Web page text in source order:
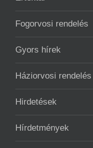
Fogorvosi rendelés
Gyors hírek
Háziorvosi rendelés
Hirdetések
Hírdetmények